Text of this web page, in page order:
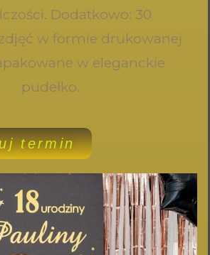
Dodatkowo: 30
w formie drukowanej
w eleganckie
pudełko.
termin